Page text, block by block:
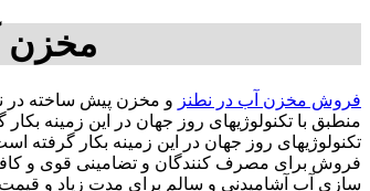
مخزن
فروش مخزن آب در نطنز و مخزن پیش ساخته در
منطبق با تکنولوژیهای روز جهان در این
تکنولوژیهای روز جهان در این زمینه بکار گرفته
فروش برای مصرف کنندگان و تضامینی قوی و